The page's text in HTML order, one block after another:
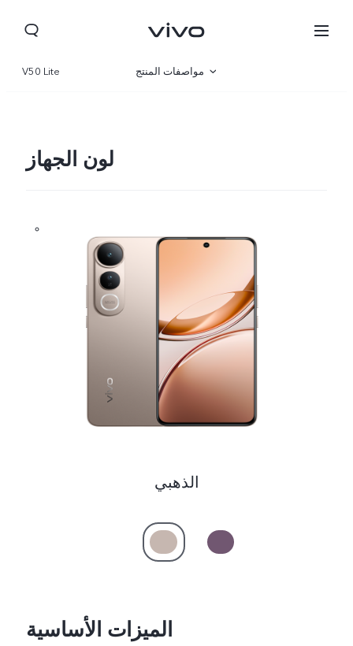
V50 Lite مواصفات المنتج
لون الجهاز
الذهبي
الميزات الأساسية